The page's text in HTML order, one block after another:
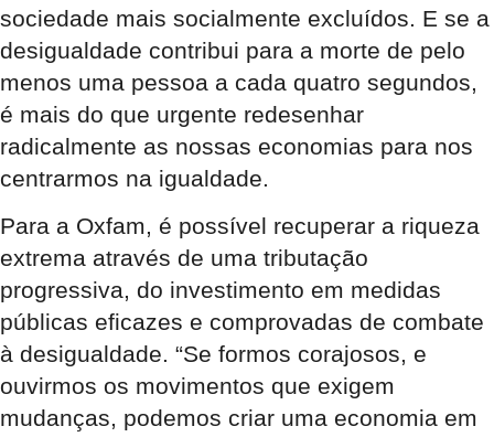
sociedade mais socialmente excluídos. E se a
desigualdade contribui para a morte de pelo
menos uma pessoa a cada quatro segundos,
é mais do que urgente redesenhar
radicalmente as nossas economias para nos
centrarmos na igualdade.
Para a Oxfam, é possível recuperar a riqueza
extrema através de uma tributação
progressiva, do investimento em medidas
públicas eficazes e comprovadas de combate
à desigualdade. “Se formos corajosos, e
ouvirmos os movimentos que exigem
mudanças, podemos criar uma economia em